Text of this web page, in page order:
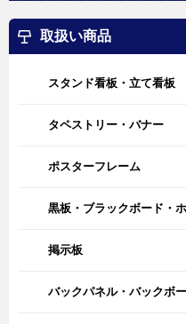
取扱い商品
スタンド看板・立て看板
タペストリー・バナー
ポスターフレーム
黒板・ブラックボード・
掲示板
バックパネル・バックボ